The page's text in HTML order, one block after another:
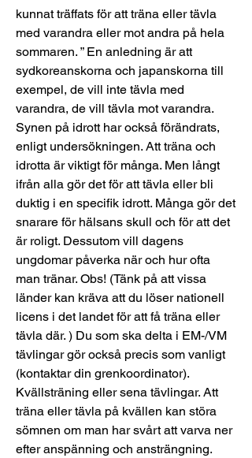
kunnat träffats för att träna eller tävla
med varandra eller mot andra på hela
sommaren. ” En anledning är att
sydkoreanskorna och japanskorna till
exempel, de vill inte tävla med
varandra, de vill tävla mot varandra.
Synen på idrott har också förändrats,
enligt undersökningen. Att träna och
idrotta är viktigt för många. Men långt
ifrån alla gör det för att tävla eller bli
duktig i en specifik idrott. Många gör det
snarare för hälsans skull och för att det
är roligt. Dessutom vill dagens
ungdomar påverka när och hur ofta
man tränar. Obs! (Tänk på att vissa
länder kan kräva att du löser nationell
licens i det landet för att få träna eller
tävla där. ) Du som ska delta i EM-/VM
tävlingar gör också precis som vanligt
(kontaktar din grenkoordinator).
Kvällsträning eller sena tävlingar. Att
träna eller tävla på kvällen kan störa
sömnen om man har svårt att varva ner
efter anspänning och ansträngning.